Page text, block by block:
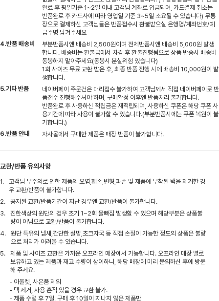
완료 후 평일기준 1~2일 이내 고객님 계좌로 입금되며, 카드결제 취소는
반품완료 후 카드사에 따라 영업일 기준 3~5일 소요될 수 있습니다) 무통
장으로 결제하신 고객님들은 반품접수시 환불받으실 은행명/계좌번호/예
금주명 남겨주세요
4.반품 배송비
부분반품시엔 배송비 2,500원이며 전체반품시엔 배송비 5,000원 발생
합니다. 배송비는 환불금에서 차감 후 환불진행됨으로 상품 반송시 배송비
동봉하지 말아주세요(동봉시 분실위험 있습니다)
1회 사이즈 무료 교환 받은 후, 최종 반품 진행 시에 배송비 10,000원이 발
생합니다.
5.기타 반품
네이버페이 주문건은 대리접수 불가하여 고객님께서 직접 네이버페이로 반
품접수 진행해주셔야 하며, 구매확정 이후엔 반품처리 불가합니다.
반품완료 후 사용하신 적립금은 재적립되며, 사용하신 쿠폰은 해당 쿠폰 사
용기간에 따라 사용이 불가할 수 있습니다.(부분반품시에는 쿠폰 복원이 불
가합니다.)
6.반품 안내
자사몰에서 구매한 제품은 매장 반품이 불가합니다.
교환/반품 유의사항
1.
고객님 부주의로 인한 제품의 오염,훼손,변형,파손 및 제품에 부착된 택을 제거한 경
우 교환/반품이 불가합니다.
2.
공지된 교환/반품기간이 지난 경우엔 교환/반품이 불가합니다.
3.
진한색상의 원단의 경우 초기 1~2회 물빠짐 발생할 수 있으며 해당부분은 상품불
량이 아님으로 교환/반품이 불가합니다.
4.
원단 특유의 냄새,간단한 실밥,초크자국 등 직접 손질이 가능한 정도의 상품은 불량
으로 처리가 어려울 수 있습니다.
5.
제품 및 사이즈 교환은 가까운 오프라인 매장에서 가능합니다. 오프라인 매장 별로
보유하고 있는 제품과 재고 수량이 상이하니, 해당 매장에 미리 문의하신 후에 방문
해 주세요.
- 아울렛, 사은품 제외
- 택 제거, 사용 흔적 있을 경우 교환 불가.
- 제품 수령 후 7일, 구매 후 10일이 지나지 않은 제품만